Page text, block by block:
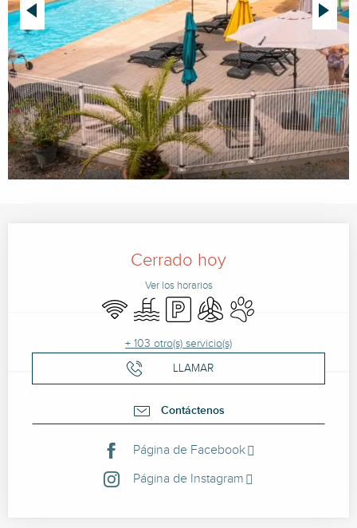
Cerrado hoy
Ver los horarios
Wifi PiscinaAparcamiento
Aire Acondicionado
Se aceptan animales
+ 103 otro(s) servicio(s)
LLAMAR
Contáctenos
Página de Facebook
Página de Instagram